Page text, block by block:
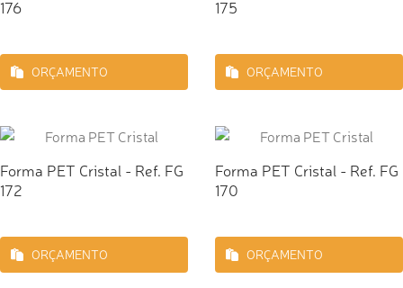
176
ORÇAMENTO
175
ORÇAMENTO
Forma PET Cristal - Ref. FG
172
ORÇAMENTO
Forma PET Cristal - Ref. FG
170
ORÇAMENTO